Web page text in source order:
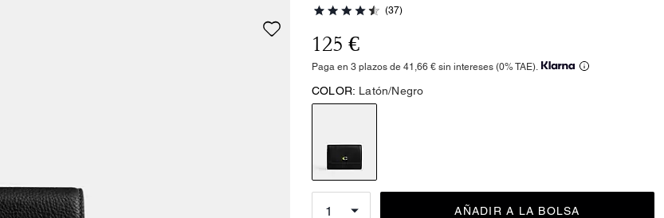
(37)
125 €
Paga en 3 plazos de 41,66 € sin intereses (0% TAE).
COLOR: Latón/Negro
AÑADIR A LA BOLSA